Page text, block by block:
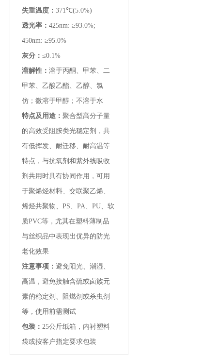
失重温度： 371℃(5.0%)
透光率： 425nm: ≥93.0%;
450nm: ≥95.0%
灰分： ≤0.1%
溶解性： 溶于丙酮、甲苯、二
甲苯、乙酸乙酯、乙醇、氯
仿；微溶于甲醇；不溶于水
特点及用途： 聚合型高分子量
的高效受阻胺类光稳定剂，具
有低挥发、耐迁移、耐高温等
特点，与抗氧剂和紫外线吸收
剂共用时具有协同作用，可用
于聚烯烃材料、交联聚乙烯、
烯烃共聚物、PS、PA、PU、软
质PVC等，尤其在塑料薄制品
与丝织品中表现出优异的防光
老化效果
注意事项： 避免阳光、潮湿、
高温，避免接触含硫或卤族元
素的稳定剂、阻燃剂或杀虫剂
等，使用前需测试
包装： 25公斤纸箱，内衬塑料
袋或按客户指定要求包装